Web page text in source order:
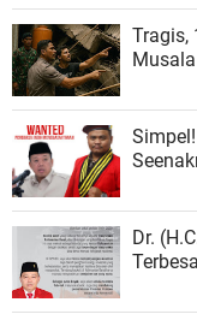
Tragis,
Dr.